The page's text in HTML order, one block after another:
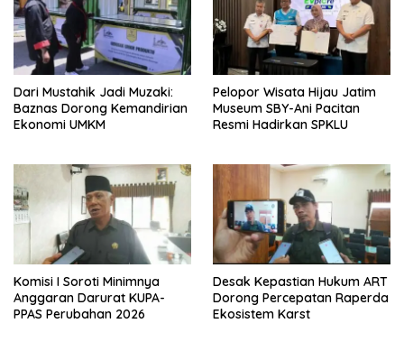
Dari Mustahik Jadi Muzaki:
Baznas Dorong Kemandirian
Ekonomi UMKM
Pelopor Wisata Hijau Jatim
Museum SBY-Ani Pacitan
Resmi Hadirkan SPKLU
Komisi I Soroti Minimnya
Anggaran Darurat KUPA-
PPAS Perubahan 2026
Desak Kepastian Hukum ART
Dorong Percepatan Raperda
Ekosistem Karst